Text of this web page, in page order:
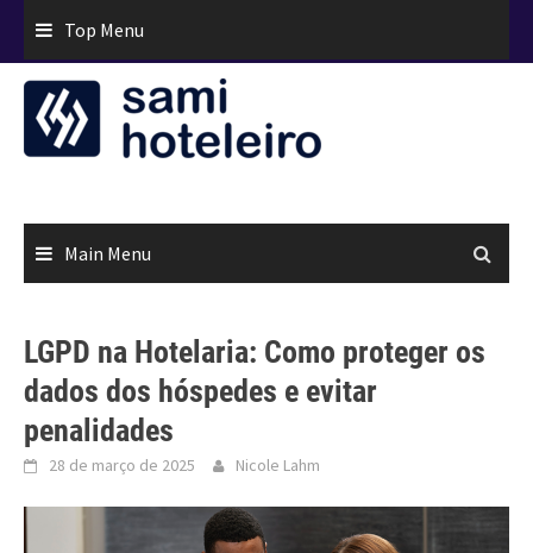
content
Top Menu
Main Menu
LGPD na Hotelaria: Como proteger os
dados dos hóspedes e evitar
penalidades
28 de março de 2025 Nicole Lahm